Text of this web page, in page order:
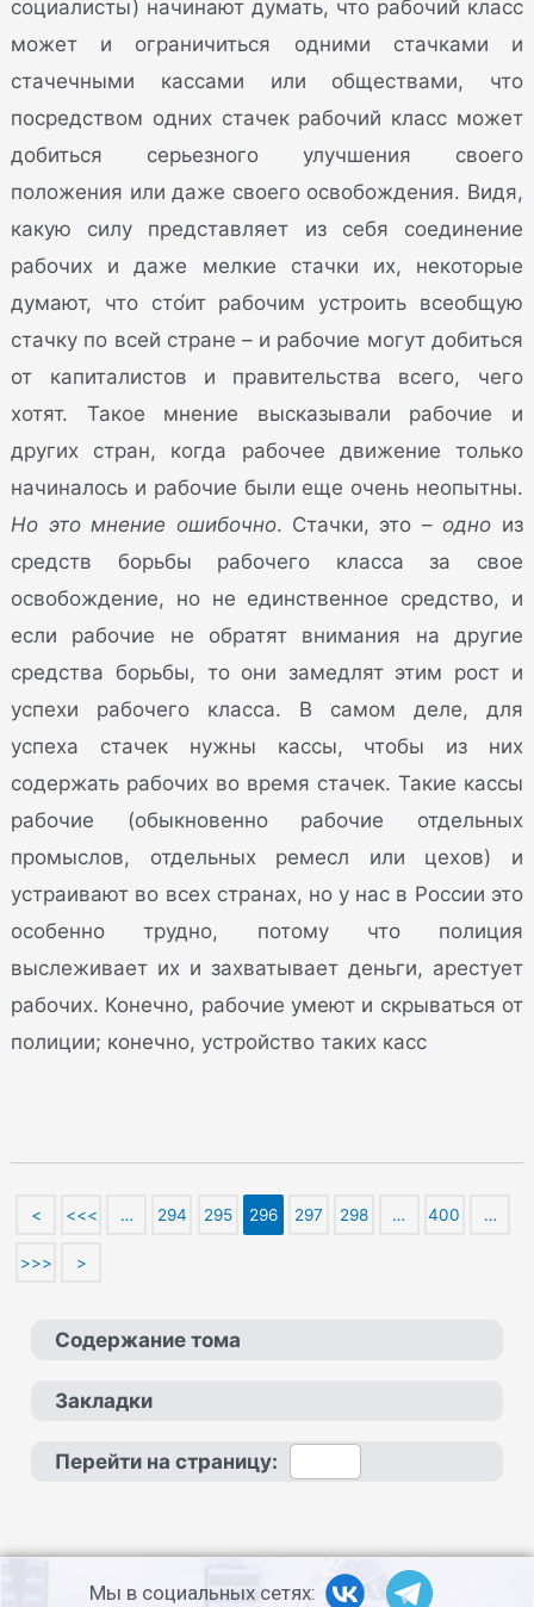
социалисты) начинают думать, что рабочий класс
может и ограничиться одними стачками и
стачечными кассами или обществами, что
посредством одних стачек рабочий класс может
добиться серьезного улучшения своего
положения или даже своего освобождения. Видя,
какую силу представляет из себя соединение
рабочих и даже мелкие стачки их, некоторые
думают, что сто́ит рабочим устроить всеобщую
стачку по всей стране – и рабочие могут добиться
от капиталистов и правительства всего, чего
хотят. Такое мнение высказывали рабочие и
других стран, когда рабочее движение только
начиналось и рабочие были еще очень неопытны.
Но это мнение ошибочно. Стачки, это –одно из
средств борьбы рабочего класса за свое
освобождение, но не единственное средство, и
если рабочие не обратят внимания на другие
средства борьбы, то они замедлят этим рост и
успехи рабочего класса. В самом деле, для
успеха стачек нужны кассы, чтобы из них
содержать рабочих во время стачек. Такие кассы
рабочие (обыкновенно рабочие отдельных
промыслов, отдельных ремесл или цехов) и
устраивают во всех странах, но у нас в России это
особенно трудно, потому что полиция
выслеживает их и захватывает деньги, арестует
рабочих. Конечно, рабочие умеют и скрываться от
полиции; конечно, устройство таких касс
< <<< … 294 295 296 297 298 … 400 …
>>> >
Содержание тома
Закладки
Перейти на страницу:
Мы в социальных сетях: